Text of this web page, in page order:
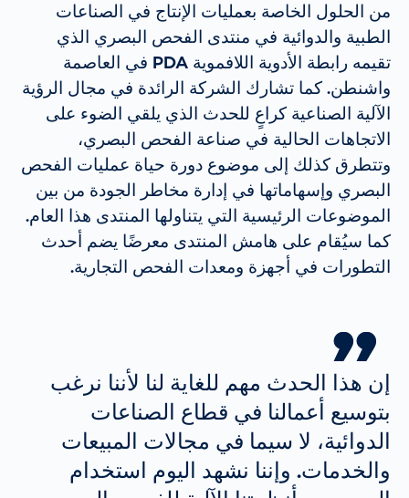
من الحلول الخاصة بعمليات الإنتاج في الصناعات
الطبية والدوائية في منتدى الفحص البصري الذي
تقيمه رابطة الأدوية اللافموية PDA في العاصمة
واشنطن. كما تشارك الشركة الرائدة في مجال الرؤية
الآلية الصناعية كراعٍ للحدث الذي يلقي الضوء على
الاتجاهات الحالية في صناعة الفحص البصري،
وتتطرق كذلك إلى موضوع دورة حياة عمليات الفحص
البصري وإسهاماتها في إدارة مخاطر الجودة من بين
الموضوعات الرئيسية التي يتناولها المنتدى هذا العام.
كما سيُقام على هامش المنتدى معرضًا يضم أحدث
التطورات في أجهزة ومعدات الفحص التجارية.
إن هذا الحدث مهم للغاية لنا لأننا نرغب
بتوسيع أعمالنا في قطاع الصناعات
الدوائية، لا سيما في مجالات المبيعات
والخدمات. وإننا نشهد اليوم استخدام